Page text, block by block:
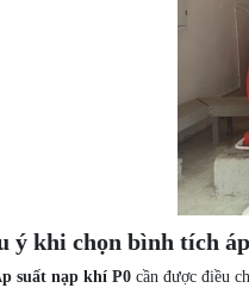
ý khi chọn bình tích
suất nạp khí P0 cần được điều